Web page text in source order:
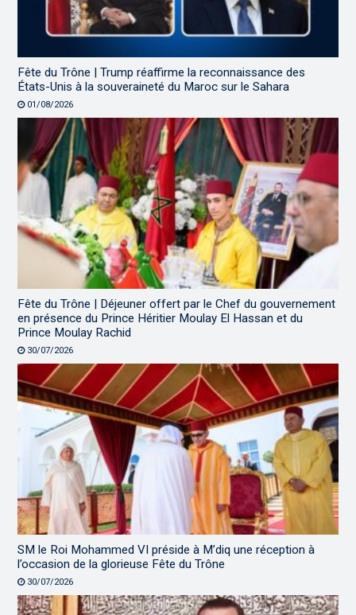
Fête du Trône | Trump réaffirme la reconnaissance des
États-Unis à la souveraineté du Maroc sur le Sahara
01/08/2026
Fête du Trône | Déjeuner offert par le Chef du gouvernement
en présence du Prince Héritier Moulay El Hassan et du
Prince Moulay Rachid
30/07/2026
SM le Roi Mohammed VI préside à M’diq une réception à
l’occasion de la glorieuse Fête du Trône
30/07/2026